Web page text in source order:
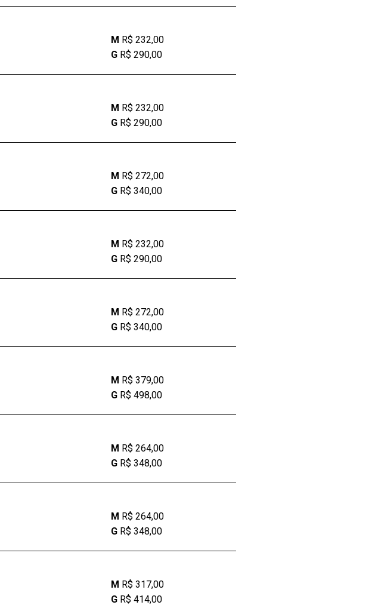
M R$ 232,00
G R$ 290,00
M R$ 232,00
G R$ 290,00
M R$ 272,00
G R$ 340,00
M R$ 232,00
G R$ 290,00
M R$ 272,00
G R$ 340,00
M R$ 379,00
G R$ 498,00
M R$ 264,00
G R$ 348,00
M R$ 264,00
G R$ 348,00
M R$ 317,00
G R$ 414,00